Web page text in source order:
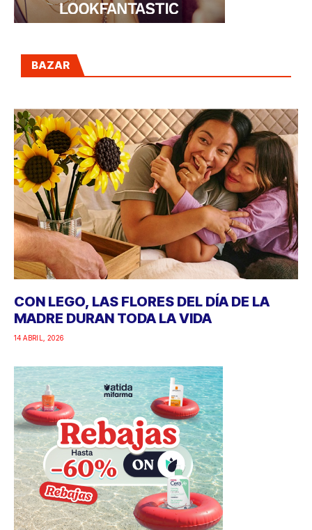
BAZAR
CON LEGO, LAS FLORES DEL DÍA DE LA
MADRE DURAN TODA LA VIDA
14 ABRIL, 2026